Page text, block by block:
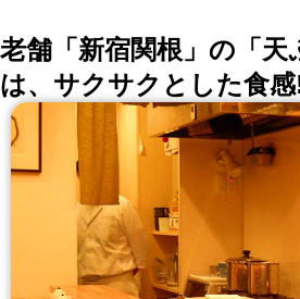
老舗「新宿関根」の「天
は、サクサクとした食感